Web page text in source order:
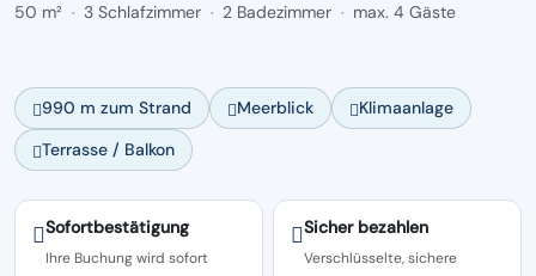
50 m² · 3 Schlafzimmer · 2 Badezimmer · max. 4 Gäste
990 m zum Strand Meerblick
Klimaanlage
Terrasse / Balkon
Sofortbestätigung
Ihre Buchung wird sofort
Sicher bezahlen
Verschlüsselte, sichere